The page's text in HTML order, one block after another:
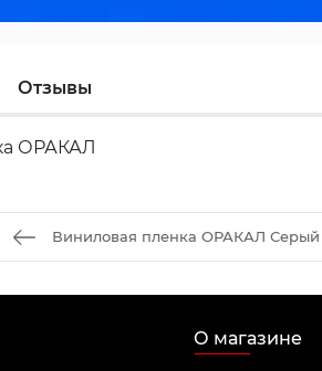
Отзывы
ОРАКАЛ
Виниловая пленка ОРАКАЛ Серый
О магазине